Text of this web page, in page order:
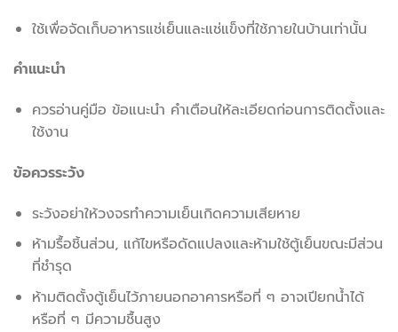
ใช้เพื่อจัดเก็บอาหารแช่เย็นและแช่แข็งที่ใช้ภายในบ้านเท่านั้น
คำแนะนำ
ควรอ่านคู่มือ ข้อแนะนำ คำเตือนให้ละเอียดก่อนการติดตั้งและ
ใช้งาน
ข้อควรระวัง
ระวังอย่าให้วงจรทำความเย็นเกิดความเสียหาย
ห้ามรื้อชิ้นส่วน, แก้ไขหรือดัดแปลงและห้ามใช้ตู้เย็นขณะมีส่วน
ที่ชำรุด
ห้ามติดตั้งตู้เย็นไว้ภายนอกอาคารหรือที่ ๆ อาจเปียกน้ำได้
หรือที่ ๆ มีความชื้นสูง